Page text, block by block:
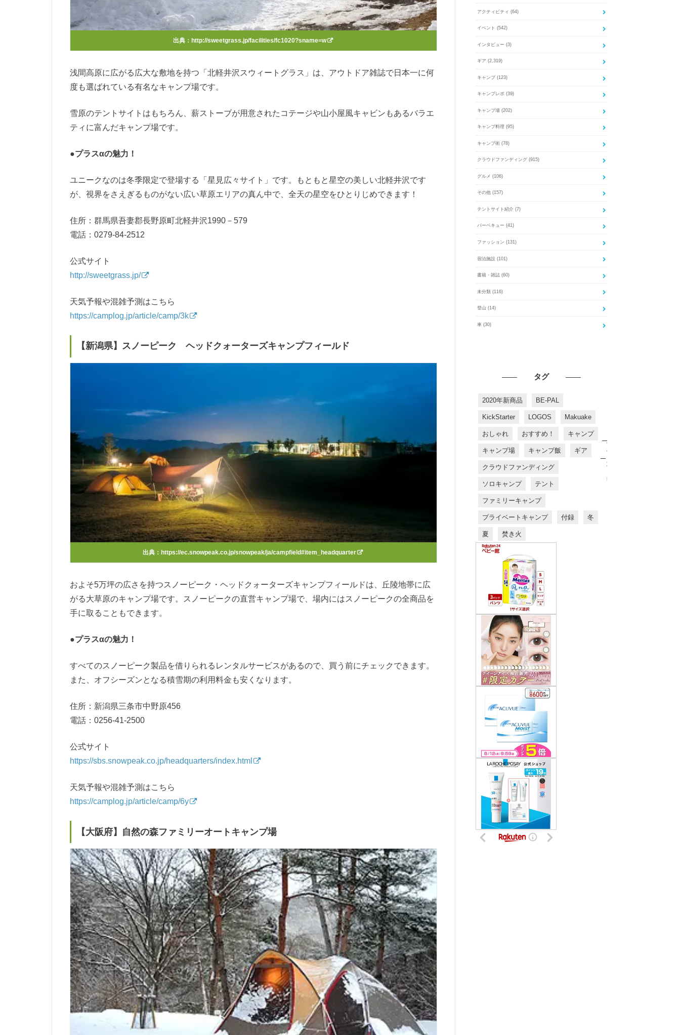
出典： http://sweetgrass.jp/facilities/fc1020?sname=w
浅間高原に広がる広大な敷地を持つ「北軽井沢スウィートグラス」は、アウトドア雑誌で日本一に何
度も選ばれている有名なキャンプ場です。
雪原のテントサイトはもちろん、薪ストーブが用意されたコテージや山小屋風キャビンもあるバラエ
ティに富んだキャンプ場です。
●プラスαの魅力！
ユニークなのは冬季限定で登場する「星見広々サイト」です。もともと星空の美しい北軽井沢です
が、視界をさえぎるものがない広い草原エリアの真ん中で、全天の星空をひとりじめできます！
住所：群馬県吾妻郡長野原町北軽井沢1990－579
電話：0279-84-2512
公式サイト
http://sweetgrass.jp/
天気予報や混雑予測はこちら
https://camplog.jp/article/camp/3k
【新潟県】スノーピーク ヘッドクォーターズキャンプフィールド
出典： https://ec.snowpeak.co.jp/snowpeak/ja/campfield#item_headquarter
およそ5万坪の広さを持つスノーピーク・ヘッドクォーターズキャンプフィールドは、丘陵地帯に広
がる大草原のキャンプ場です。スノーピークの直営キャンプ場で、場内にはスノーピークの全商品を
手に取ることもできます。
●プラスαの魅力！
すべてのスノーピーク製品を借りられるレンタルサービスがあるので、買う前にチェックできます。
また、オフシーズンとなる積雪期の利用料金も安くなります。
住所：新潟県三条市中野原456
電話：0256-41-2500
公式サイト
https://sbs.snowpeak.co.jp/headquarters/index.html
天気予報や混雑予測はこちら
https://camplog.jp/article/camp/6y
【大阪府】自然の森ファミリーオートキャンプ場
アクティビティ (64)
イベント (542)
インタビュー (3)
ギア (2,319)
キャンプ (123)
キャンプレポ (39)
キャンプ場 (202)
キャンプ料理 (95)
キャンプ術 (78)
クラウドファンディング (915)
グルメ (106)
その他 (157)
テントサイト紹介 (7)
バーベキュー (41)
ファッション (131)
宿泊施設 (101)
書籍・雑誌 (60)
未分類 (116)
登山 (14)
車 (30)
タグ
2020年新商品 BE-PAL
KickStarter LOGOS Makuake
おしゃれ おすすめ！ キャンプ
キャンプ場 キャンプ飯 ギア
クラウドファンディング
ソロキャンプ テント
ファミリーキャンプ
プライベートキャンプ 付録 冬
夏 焚き火
す
す
め
商
品